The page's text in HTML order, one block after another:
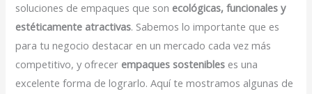
soluciones de empaques que son ecológicas, funcionales y
estéticamente atractivas. Sabemos lo importante que es
para tu negocio destacar en un mercado cada vez más
competitivo, y ofrecer empaques sostenibles es una
excelente forma de lograrlo. Aquí te mostramos algunas de